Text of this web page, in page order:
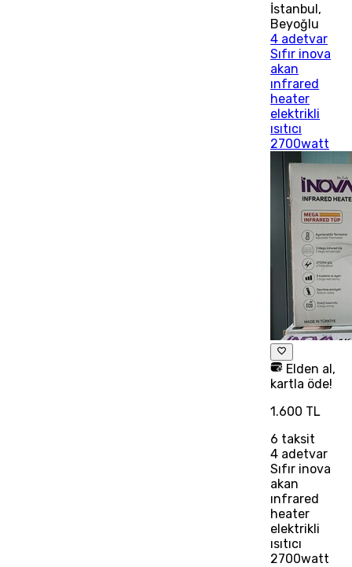
İstanbul,
Beyoğlu
4 adetvar
Sıfır inova
akan
ınfrared
heater
elektrikli
ısıtıcı
2700watt
Elden al,
kartla öde!
1.600 TL
6 taksit
4 adetvar
Sıfır inova
akan
ınfrared
heater
elektrikli
ısıtıcı
2700watt